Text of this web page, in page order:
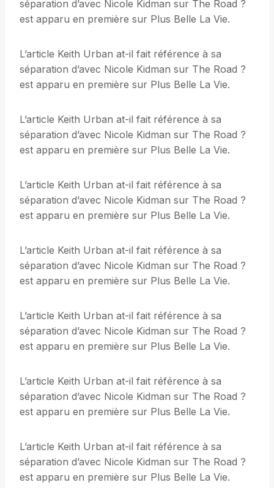
séparation d’avec Nicole Kidman sur The Road ?
est apparu en première sur Plus Belle La Vie.
L’article Keith Urban at-il fait référence à sa
séparation d’avec Nicole Kidman sur The Road ?
est apparu en première sur Plus Belle La Vie.
L’article Keith Urban at-il fait référence à sa
séparation d’avec Nicole Kidman sur The Road ?
est apparu en première sur Plus Belle La Vie.
L’article Keith Urban at-il fait référence à sa
séparation d’avec Nicole Kidman sur The Road ?
est apparu en première sur Plus Belle La Vie.
L’article Keith Urban at-il fait référence à sa
séparation d’avec Nicole Kidman sur The Road ?
est apparu en première sur Plus Belle La Vie.
L’article Keith Urban at-il fait référence à sa
séparation d’avec Nicole Kidman sur The Road ?
est apparu en première sur Plus Belle La Vie.
L’article Keith Urban at-il fait référence à sa
séparation d’avec Nicole Kidman sur The Road ?
est apparu en première sur Plus Belle La Vie.
L’article Keith Urban at-il fait référence à sa
séparation d’avec Nicole Kidman sur The Road ?
est apparu en première sur Plus Belle La Vie.